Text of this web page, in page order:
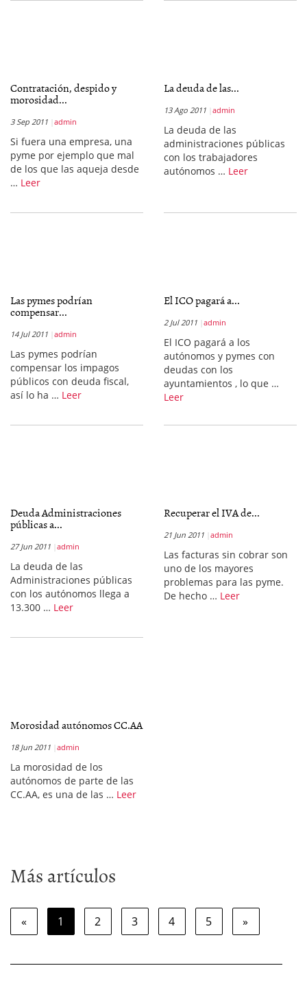
Contratación, despido y
morosidad...
3 Sep 2011 admin
Si fuera una empresa, una
pyme por ejemplo que mal
de los que las aqueja desde
… Leer
La deuda de las...
13 Ago 2011 admin
La deuda de las
administraciones públicas
con los trabajadores
autónomos … Leer
Las pymes podrían
compensar...
14 Jul 2011 admin
Las pymes podrían
compensar los impagos
públicos con deuda fiscal,
así lo ha … Leer
El ICO pagará a...
2 Jul 2011 admin
El ICO pagará a los
autónomos y pymes con
deudas con los
ayuntamientos , lo que …
Leer
Deuda Administraciones
públicas a...
27 Jun 2011 admin
La deuda de las
Administraciones públicas
con los autónomos llega a
13.300 … Leer
Recuperar el IVA de...
21 Jun 2011 admin
Las facturas sin cobrar son
uno de los mayores
problemas para las pyme.
De hecho … Leer
Morosidad autónomos CC.AA
18 Jun 2011 admin
La morosidad de los
autónomos de parte de las
CC.AA, es una de las … Leer
Más artículos
« 1 2 3 4 5 »